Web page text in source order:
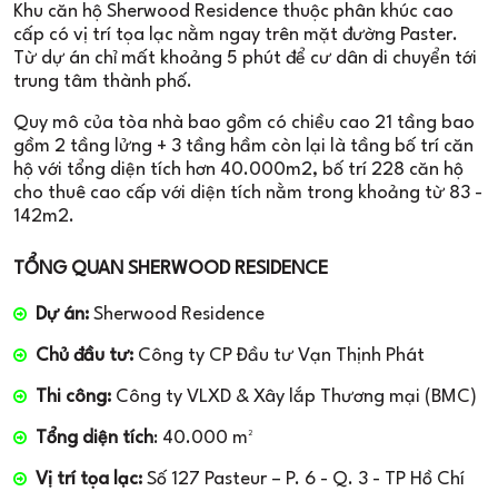
Khu căn hộ Sherwood Residence thuộc phân khúc cao
cấp có vị trí tọa lạc nằm ngay trên mặt đường Paster.
Từ dự án chỉ mất khoảng 5 phút để cư dân di chuyển tới
trung tâm thành phố.
Quy mô của tòa nhà bao gồm có chiều cao 21 tầng bao
gồm 2 tầng lửng + 3 tầng hầm còn lại là tầng bố trí căn
hộ với tổng diện tích hơn 40.000m2, bố trí 228 căn hộ
cho thuê cao cấp với diện tích nằm trong khoảng từ 83 -
142m2.
TỔNG QUAN SHERWOOD RESIDENCE
Dự án: Sherwood Residence
Chủ đầu tư: Công ty CP Đầu tư Vạn Thịnh Phát
Thi công: Công ty VLXD & Xây lắp Thương mại (BMC)
Tổng diện tích: 40.000 m²
Vị trí tọa lạc: Số 127 Pasteur – P. 6 - Q. 3 - TP Hồ Chí